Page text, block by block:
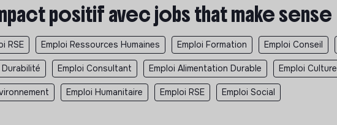
positif avec jobs that make sense
RSE Emploi Ressources Humaines Emploi Formation Emploi Conseil
Emploi Consultant Emploi Alimentation Durable Emploi Culture
Emploi Humanitaire Emploi RSE Emploi Social